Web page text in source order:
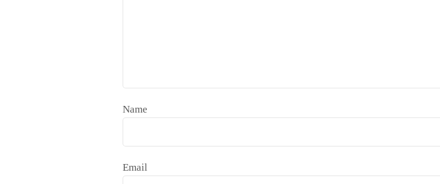
Name
Email